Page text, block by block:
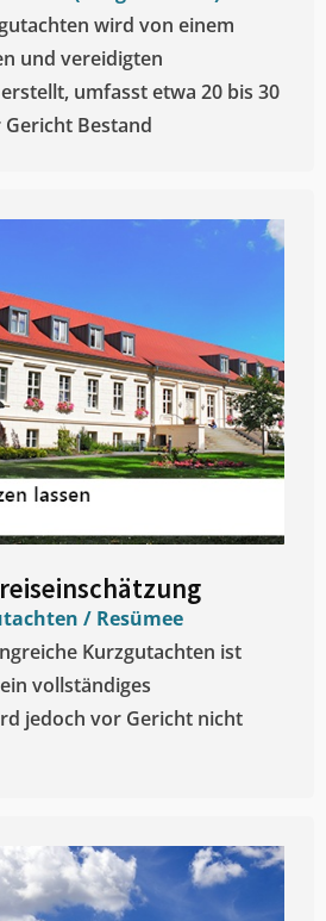
wird von einem
und vereidigten
umfasst etwa 20 bis 30
Bestand
/ Resümee
Kurzgutachten ist
vollständiges
jedoch vor Gericht nicht